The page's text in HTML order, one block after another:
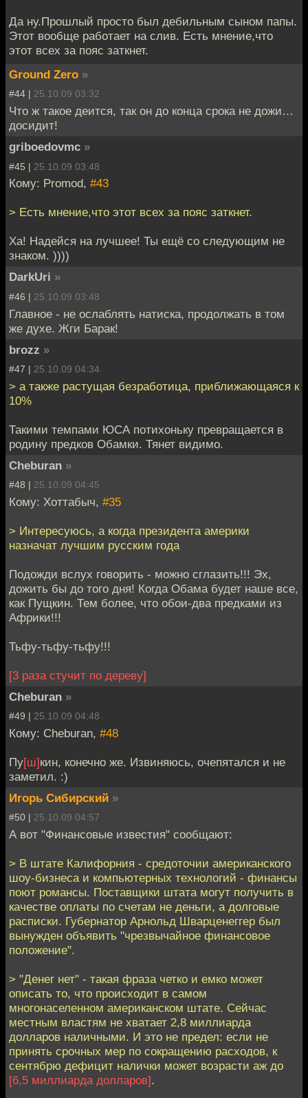
Да ну.Прошлый просто был дебильным сыном папы.
Этот вообще работает на слив. Есть мнение,что
этот всех за пояс заткнет.
Ground Zero »
#44 | 25.10.09 03:32
Что ж такое деится, так он до конца срока не дожи…
досидит!
griboedovmc »
#45 | 25.10.09 03:48
Кому: Promod, #43
> Есть мнение,что этот всех за пояс заткнет.
Ха! Надейся на лучшее! Ты ещё со следующим не
знаком. ))))
DarkUri »
#46 | 25.10.09 03:48
Главное - не ослаблять натиска, продолжать в том
же духе. Жги Барак!
brozz »
#47 | 25.10.09 04:34
> а также растущая безработица, приближающаяся к
10%
Такими темпами ЮСА потихоньку превращается в
родину предков Обамки. Тянет видимо.
Cheburan »
#48 | 25.10.09 04:45
Кому: Хоттабыч, #35
> Интересуюсь, а когда президента америки
назначат лучшим русским года
Подожди вслух говорить - можно сглазить!!! Эх,
дожить бы до того дня! Когда Обама будет наше все,
как Пущкин. Тем более, что обои-два предками из
Африки!!!
Тьфу-тьфу-тьфу!!!
[3 раза стучит по дереву]
Cheburan »
#49 | 25.10.09 04:48
Кому: Cheburan, #48
Пу[ш]кин, конечно же. Извиняюсь, очепятался и не
заметил. :)
Игорь Сибирский »
#50 | 25.10.09 04:57
А вот "Финансовые известия" сообщают:
> В штате Калифорния - средоточии американского
шоу-бизнеса и компьютерных технологий - финансы
поют романсы. Поставщики штата могут получить в
качестве оплаты по счетам не деньги, а долговые
расписки. Губернатор Арнольд Шварценеггер был
вынужден объявить "чрезвычайное финансовое
положение".
> "Денег нет" - такая фраза четко и емко может
описать то, что происходит в самом
многонаселенном американском штате. Сейчас
местным властям не хватает 2,8 миллиарда
долларов наличными. И это не предел: если не
принять срочных мер по сокращению расходов, к
сентябрю дефицит налички может возрасти аж до
[6,5 миллиарда долларов].